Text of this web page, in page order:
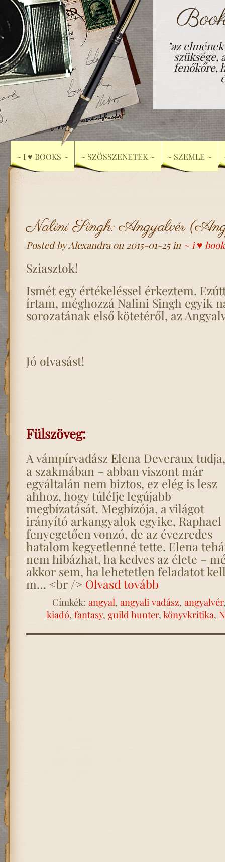
"az
szüksége,
fenőkőre,
~ I ♥ BOOKS ~ ~ SZÖSSZENETEK ~ ~ SZEMLE ~
Nalini Singh: Angyalvér
Posted by Alexandra on 2015-01-25 in ~ i ♥
Sziasztok!
Ismét egy értékeléssel érkeztem.
írtam, méghozzá Nalini Singh egyik
sorozatának első kötetéről, az
Jó olvasást!
Fülszöveg:
A vámpírvadász Elena Deveraux
a szakmában – abban viszont már
egyáltalán nem biztos, ez elég is lesz
ahhoz, hogy túlélje legújabb
megbízatását. Megbízója, a világot
irányító arkangyalok egyike, Raphael
fenyegetően vonzó, de az évezredes
hatalom kegyetlenné tette. Elena
nem hibázhat, ha kedves az élete –
akkor sem, ha lehetetlen feladatot
m… <br /> Olvasd tovább
Címkék: angyal, angyali vadász, angyalvér
kiadó, fantasy, guild hunter, könyvkritika,